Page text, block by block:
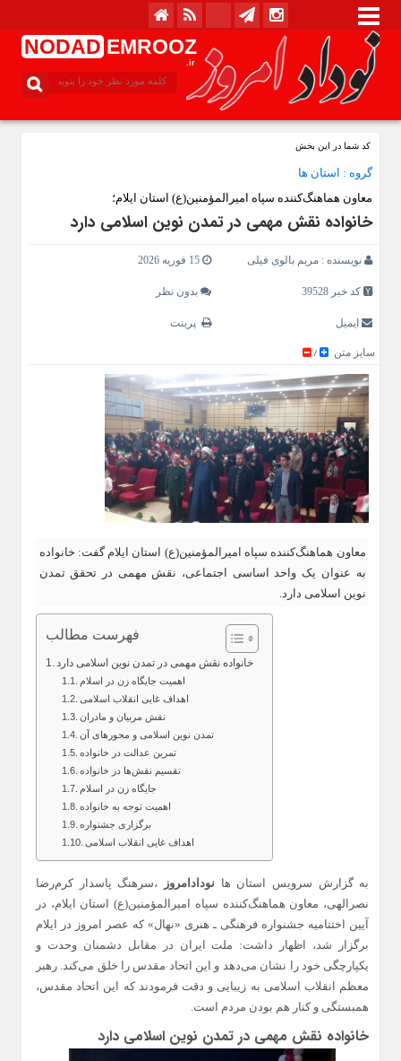
NODAD EMROOZ
.ir
کد شما در این بخش
گروه : استان ها
معاون هماهنگ‌کننده سپاه امیرالمؤمنین(ع) استان ایلام؛
خانواده نقش مهمی در تمدن نوین اسلامی دارد
نویسنده : مریم بالوی فیلی 15 فوریه 2026
کد خبر 39528 بدون نظر
ایمیل پرینت
سایز متن /
معاون هماهنگ‌کننده سپاه امیرالمؤمنین(ع) استان ایلام گفت: خانواده
به عنوان یک واحد اساسی اجتماعی، نقش مهمی در تحقق تمدن
نوین اسلامی دارد.
فهرست مطالب
خانواده نقش مهمی در تمدن نوین اسلامی دارد
اهمیت جایگاه زن در اسلام
اهداف غایی انقلاب اسلامی
نقش مربیان و مادران
تمدن نوین اسلامی و محورهای آن
تمرین عدالت در خانواده
تقسیم نقش‌ها در خانواده
جایگاه زن در اسلام
اهمیت توجه به خانواده
برگزاری جشنواره
اهداف غایی انقلاب اسلامی
به گزارش سرویس استان ها نودادامروز
،سرهنگ پاسدار کرم‌رضا
نصرالهی، معاون هماهنگ‌کننده سپاه امیرالمؤمنین(ع) استان ایلام، در
آیین اختتامیه جشنواره فرهنگی ـ هنری «نهال» که عصر امروز در ایلام
برگزار شد، اظهار داشت: ملت ایران در مقابل دشمنان وحدت و
یکپارچگی خود را نشان می‌دهد و این اتحاد مقدس را خلق می‌کند. رهبر
معظم انقلاب اسلامی به زیبایی و دقت فرمودند که این اتحاد مقدس،
همبستگی و کنار هم بودن مردم است.
خانواده نقش مهمی در تمدن نوین اسلامی دارد